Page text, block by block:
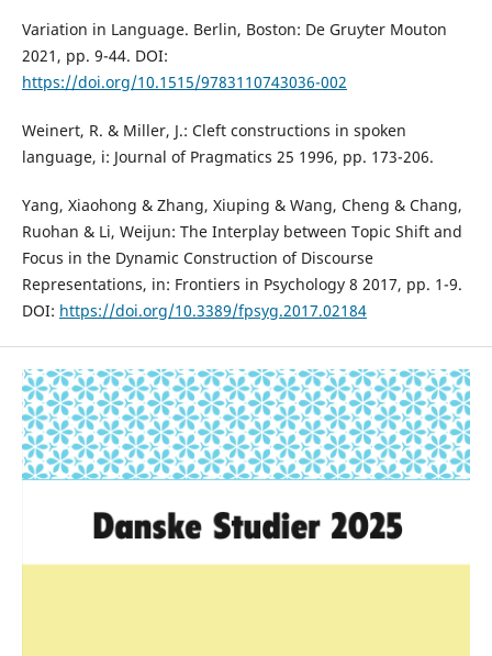
Variation in Language. Berlin, Boston: De Gruyter Mouton
2021, pp. 9-44. DOI:
https://doi.org/10.1515/9783110743036-002
Weinert, R. & Miller, J.: Cleft constructions in spoken
language, i: Journal of Pragmatics 25 1996, pp. 173-206.
Yang, Xiaohong & Zhang, Xiuping & Wang, Cheng & Chang,
Ruohan & Li, Weijun: The Interplay between Topic Shift and
Focus in the Dynamic Construction of Discourse
Representations, in: Frontiers in Psychology 8 2017, pp. 1-9.
DOI: https://doi.org/10.3389/fpsyg.2017.02184